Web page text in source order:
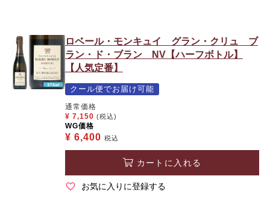
ロベール・モンキュイ グラン・クリュ ブ
ラン・ド・ブラン NV【ハーフボトル】
【人気定番】
クール便でお届け可能
通常価格
¥ 7,150 (税込)
WG価格
¥ 6,400 税込
カートに入れる
お気に入りに登録する